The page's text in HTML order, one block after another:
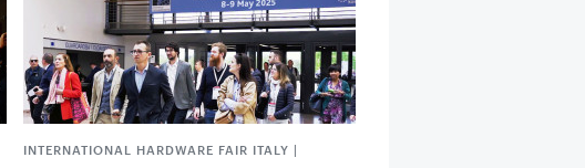
INTERNATIONAL HARDWARE FAIR ITALY |